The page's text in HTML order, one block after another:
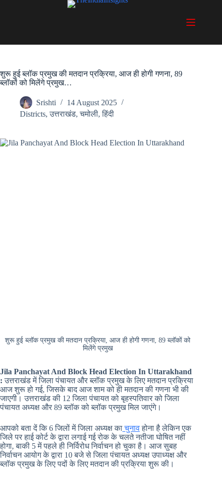
शुरू हुई ब्लॉक प्रमुख की मतदान प्रक्रिया, आज ही होगी गणना, 89
ब्लॉकों को मिलेंगे प्रमुख…
Srishti
14 August 2025
Districts,उत्तराखंड,चमोली,हिंदी
शुरू हुई ब्लॉक प्रमुख की मतदान प्रक्रिया, आज ही होगी गणना, 89 ब्लॉकों को
मिलेंगे प्रमुख
Jila Panchayat And Block Head Election In Uttarakhand
: उत्तराखंड में जिला पंचायत और ब्लॉक प्रमुख के लिए मतदान प्रक्रिया
आज शुरू हो गई, जिसके बाद आज शाम को ही मतदान की गणना भी की
जाएगी। उत्तराखंड की 12 जिला पंचायत को बृहस्पतिवार को जिला
पंचायत अध्यक्ष और 89 ब्लॉक को ब्लॉक प्रमुख मिल जाएंगे।
आपको बता दें कि 6 जिलों में जिला अध्यक्ष काचुनावहोना है लेकिन एक
जिले पर हाई कोर्ट के द्वारा लगाई गई रोक के चलते नतीजा घोषित नहीं
होगा, बाकी 5 में पहले ही निर्विरोध निर्वाचन हो चुका है। आज सुबह
निर्वाचन आयोग के द्वारा 10 बजे से जिला पंचायत अध्यक्ष उपाध्यक्ष और
ब्लॉक प्रमुख के लिए पदों के लिए मतदान की प्रक्रिया शुरू की।